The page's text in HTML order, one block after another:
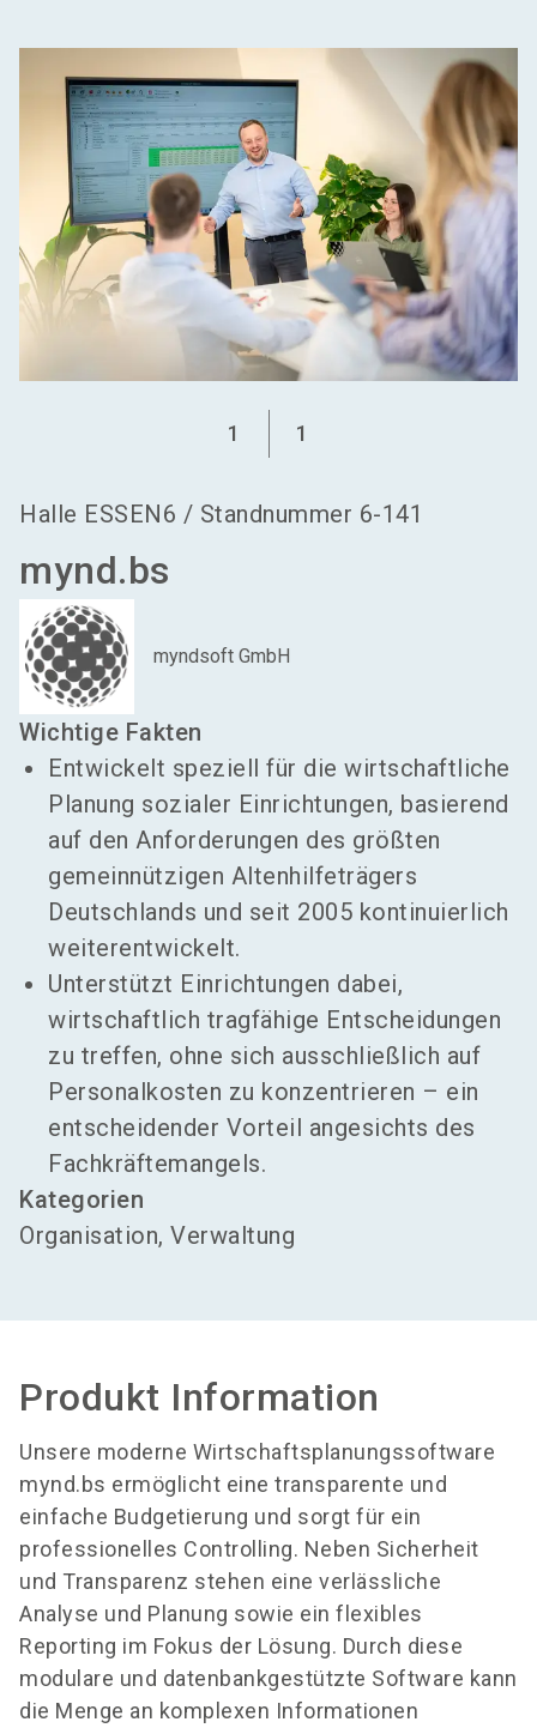
search
1 1
Halle ESSEN6 / Standnummer 6-141
mynd.bs
myndsoft GmbH
Wichtige Fakten
Entwickelt speziell für die wirtschaftliche
Planung sozialer Einrichtungen, basierend
auf den Anforderungen des größten
gemeinnützigen Altenhilfeträgers
Deutschlands und seit 2005 kontinuierlich
weiterentwickelt.
Unterstützt Einrichtungen dabei,
wirtschaftlich tragfähige Entscheidungen
zu treffen, ohne sich ausschließlich auf
Personalkosten zu konzentrieren – ein
entscheidender Vorteil angesichts des
Fachkräftemangels.
Kategorien
Organisation, Verwaltung
Produkt Information
Unsere moderne Wirtschaftsplanungssoftware
mynd.bs ermöglicht eine transparente und
einfache Budgetierung und sorgt für ein
professionelles Controlling. Neben Sicherheit
und Transparenz stehen eine verlässliche
Analyse und Planung sowie ein flexibles
Reporting im Fokus der Lösung. Durch diese
modulare und datenbankgestützte Software kann
die Menge an komplexen Informationen